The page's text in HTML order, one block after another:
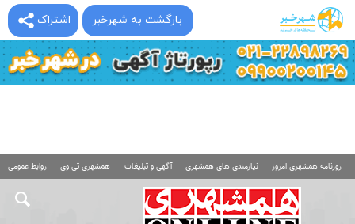
اشتراک بازگشت به شهرخبر